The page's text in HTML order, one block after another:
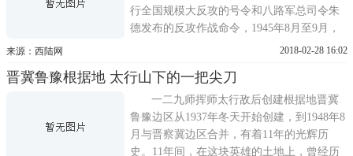
行全国规模大反攻的号令和八路军总司令朱
德发布的反攻作战命令，1945年8月至9月，
在抗日战争中，中国八路军晋冀鲁豫军区部
对日伪军发动的一系列进攻战役、战斗。晋
冀鲁豫军区反攻战役简介1945年8月14日至22
日为反攻作战第一阶段。太行军...
来源：西陆网 2018-02-28 16:02
晋冀鲁豫根据地 太行山下的一把尖刀
一二九师挥师太行敌后创建根据地晋冀
鲁豫边区从1937年冬天开始创建，到1948年8
月与晋察冀边区合并，有着11年的光辉历
史。11年间，在这块英雄的土地上，曾经历